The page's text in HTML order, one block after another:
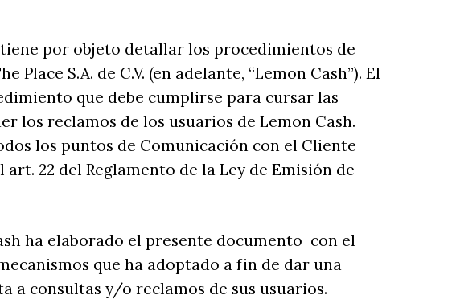
por objeto detallar los procedimientos de
Place S.A. de C.V. (en adelante, “Lemon Cash”). El
que debe cumplirse para cursar las
los reclamos de los usuarios de Lemon Cash.
los puntos de Comunicación con el Cliente
22 del Reglamento de la Ley de Emisión de
ha elaborado el presente documento con el
que ha adoptado a fin de dar una
a consultas y/o reclamos de sus usuarios.